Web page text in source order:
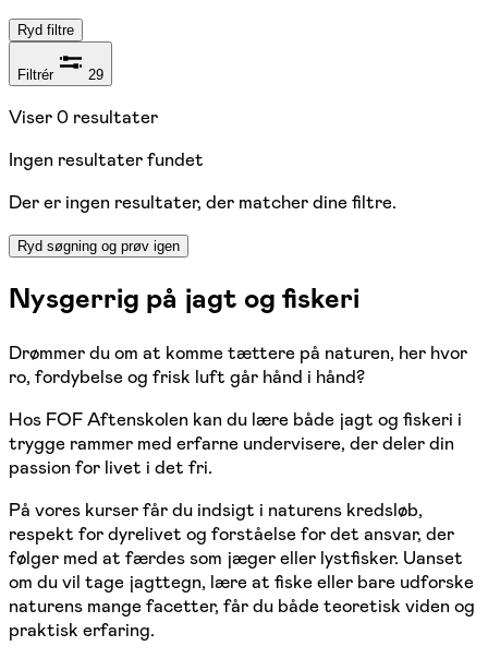
Ryd filtre
Filtrér 29
Viser0 resultater
Ingen resultater fundet
Der er ingen resultater, der matcher dine filtre.
Ryd søgning og prøv igen
Nysgerrig på jagt og fiskeri
Drømmer du om at komme tættere på naturen, her hvor
ro, fordybelse og frisk luft går hånd i hånd?
Hos FOF Aftenskolen kan du lære både jagt og fiskeri i
trygge rammer med erfarne undervisere, der deler din
passion for livet i det fri.
På vores kurser får du indsigt i naturens kredsløb,
respekt for dyrelivet og forståelse for det ansvar, der
følger med at færdes som jæger eller lystfisker. Uanset
om du vil tage jagttegn, lære at fiske eller bare udforske
naturens mange facetter, får du både teoretisk viden og
praktisk erfaring.